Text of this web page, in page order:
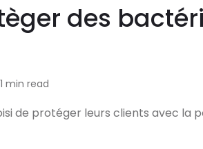
des
1 min read
de protéger leurs clients avec la